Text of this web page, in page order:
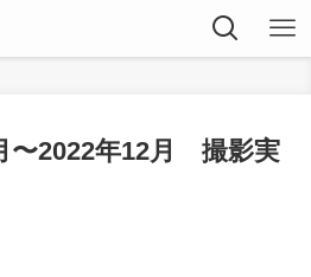
〜2022年12月 撮影実